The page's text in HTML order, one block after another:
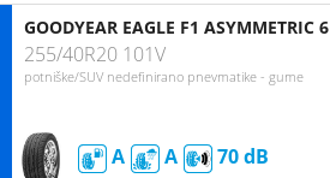
GOODYEAR EAGLE F1 ASYMMETRIC 6
255/40R20 101V
potniške/SUV nedefinirano pnevmatike - gume
A A 70